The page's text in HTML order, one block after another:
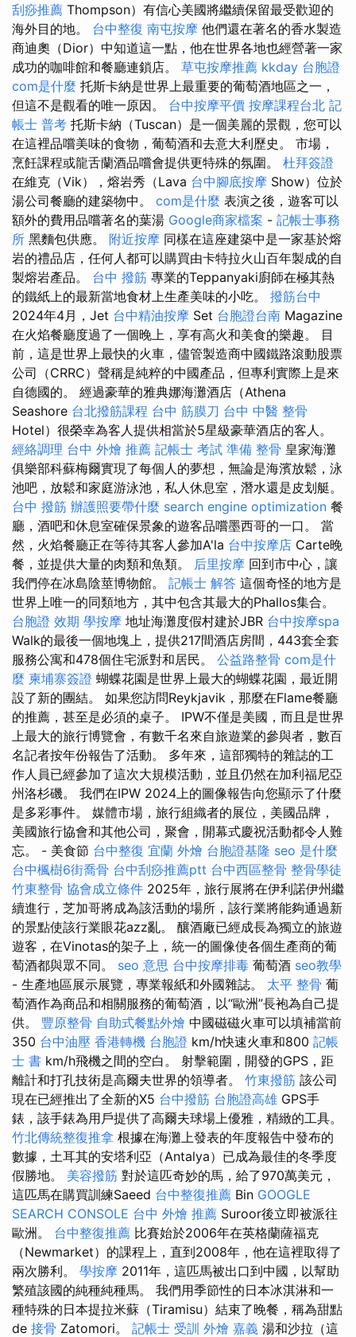
刮痧推薦 Thompson）有信心美國將繼續保留最受歡迎的
海外目的地。 台中整復 南屯按摩 他們還在著名的香水製造
商迪奧（Dior）中知道這一點，他在世界各地也經營著一家
成功的咖啡館和餐廳連鎖店。 草屯按摩推薦 kkday 台胞證
com是什麼 托斯卡納是世界上最重要的葡萄酒地區之一，
但這不是觀看的唯一原因。 台中按摩平價 按摩課程台北 記
帳士 普考 托斯卡納（Tuscan）是一個美麗的景觀，您可以
在這裡品嚐美味的食物，葡萄酒和去意大利歷史。 市場，
烹飪課程或龍舌蘭酒品嚐會提供更特殊的氛圍。 杜拜簽證
在維克（Vik），熔岩秀（Lava 台中腳底按摩 Show）位於
湯公司餐廳的建築物中。 com是什麼 表演之後，遊客可以
額外的費用品嚐著名的葉湯 Google商家檔案 - 記帳士事務
所 黑麵包供應。 附近按摩 同樣在這座建築中是一家基於熔
岩的禮品店，任何人都可以購買由卡特拉火山百年製成的自
製熔岩產品。 台中 撥筋 專業的Teppanyaki廚師在極其熱
的鐵紙上的最新當地食材上生產美味的小吃。 撥筋台中
2024年4月，Jet 台中精油按摩 Set 台胞證台南 Magazine
在火焰餐廳度過了一個晚上，享有高火和美食的樂趣。 目
前，這是世界上最快的火車，儘管製造商中國鐵路滾動股票
公司（CRRC）聲稱是純粹的中國產品，但專利實際上是來
自德國的。 經過豪華的雅典娜海灘酒店（Athena
Seashore 台北撥筋課程 台中 筋膜刀 台中 中醫 整骨
Hotel）很榮幸為客人提供相當於5星級豪華酒店的客人。
經絡調理 台中 外燴 推薦 記帳士 考試 準備 整骨 皇家海灘
俱樂部科蘇梅爾實現了每個人的夢想，無論是海濱放鬆，泳
池吧，放鬆和家庭游泳池，私人休息室，潛水還是皮划艇。
台中 撥筋 辦護照要帶什麼 search engine optimization 餐
廳，酒吧和休息室確保景象的遊客品嚐墨西哥的一口。 當
然，火焰餐廳正在等待其客人參加A'la 台中按摩店 Carte晚
餐，並提供大量的肉類和魚類。 后里按摩 回到市中心，讓
我們停在冰島陰莖博物館。 記帳士 解答 這個奇怪的地方是
世界上唯一的同類地方，其中包含其最大的Phallos集合。
台胞證 效期 學按摩 地址海灘度假村建於JBR 台中按摩spa
Walk的最後一個地塊上，提供217間酒店房間，443套全套
服務公寓和478個住宅派對和居民。 公益路整骨 com是什
麼 柬埔寨簽證 蝴蝶花園是世界上最大的蝴蝶花園，最近開
設了新的團結。 如果您訪問Reykjavik，那麼在Flame餐廳
的推薦，甚至是必須的桌子。 IPW不僅是美國，而且是世界
上最大的旅行博覽會，有數千名來自旅遊業的參與者，數百
名記者按年份報告了活動。 多年來，這部獨特的雜誌的工
作人員已經參加了這次大規模活動，並且仍然在加利福尼亞
州洛杉磯。 我們在IPW 2024上的圖像報告向您顯示了什麼
是多彩事件。 媒體市場，旅行組織者的展位，美國品牌，
美國旅行協會和其他公司，聚會，開幕式慶祝活動都令人難
忘。 - 美食節 台中整復 宜蘭 外燴 台胞證基隆 seo 是什麼
台中楓樹6街喬骨 台中刮痧推薦ptt 台中西區整骨 整骨學徒
竹東整骨 協會成立條件 2025年，旅行展將在伊利諾伊州繼
續進行，芝加哥將成為該活動的場所，該行業將能夠通過新
的景點使該行業眼花azz亂。 釀酒廠已經成長為獨立的旅遊
遊客，在Vinotas的架子上，統一的圖像使各個生產商的葡
萄酒都與眾不同。 seo 意思 台中按摩排毒 葡萄酒 seo教學
- 生產地區展示展覽，專業報紙和外國雜誌。 太平 整骨 葡
萄酒作為商品和相關服務的葡萄酒，以“歐洲”長袍為自己提
供。 豐原整骨 自助式餐點外燴 中國磁磁火車可以填補當前
350 台中油壓 香港轉機 台胞證 km/h快速火車和800 記帳
士 書 km/h飛機之間的空白。 射擊範圍，開發的GPS，距
離計和打孔技術是高爾夫世界的領導者。 竹東撥筋 該公司
現在已經推出了全新的X5 台中撥筋 台胞證高雄 GPS手
錶，該手錶為用戶提供了高爾夫球場上優雅，精緻的工具。
竹北傳統整復推拿 根據在海灘上發表的年度報告中發布的
數據，土耳其的安塔利亞（Antalya）已成為最佳的冬季度
假勝地。 美容撥筋 對於這匹奇妙的馬，給了970萬美元，
這匹馬在購買訓練Saeed 台中整復推薦 Bin GOOGLE
SEARCH CONSOLE 台中 外燴 推薦 Suroor後立即被派往
歐洲。 台中整復推薦 比賽始於2006年在英格蘭薩福克
（Newmarket）的課程上，直到2008年，他在這裡取得了
兩次勝利。 學按摩 2011年，這匹馬被出口到中國，以幫助
繁殖該國的純種純種馬。 我們用季節性的日本冰淇淋和一
種特殊的日本提拉米蘇（Tiramisu）結束了晚餐，稱為甜點
de 接骨 Zatomori。 記帳士 受訓 外燴 嘉義 湯和沙拉（這